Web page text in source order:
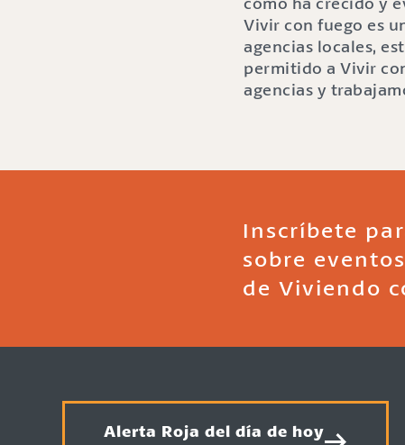
Vivir con fuego es
agencias locales,
permitido a Vivir
agencias y
Inscríbete
sobre
de Viviendo
Alerta Roja del día de hoy